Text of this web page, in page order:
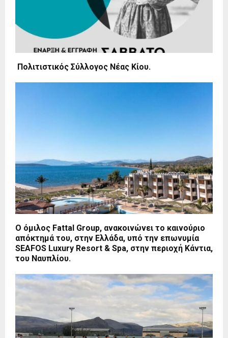
Πολιτιστικός Σύλλογος Νέας Κίου.
Ο όμιλος Fattal Group, ανακοινώνει το καινούριο
απόκτημά του, στην Ελλάδα, υπό την επωνυμία
SEAFOS Luxury Resort & Spa, στην περιοχή Κάντια,
του Ναυπλίου.